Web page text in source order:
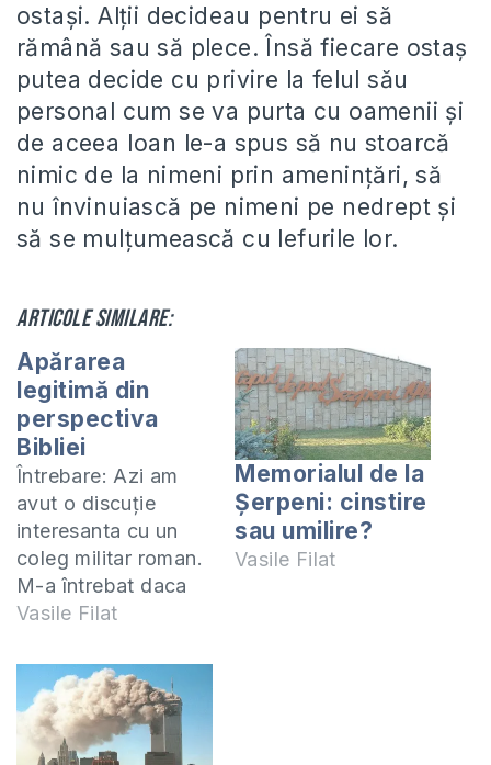
ostași. Alții decideau pentru ei să
rămână sau să plece. Însă fiecare ostaș
putea decide cu privire la felul său
personal cum se va purta cu oamenii și
de aceea Ioan le-a spus să nu stoarcă
nimic de la nimeni prin amenințări, să
nu învinuiască pe nimeni pe nedrept și
să se mulțumească cu lefurile lor.
Articole similare:
Apărarea
legitimă din
perspectiva
Bibliei
Întrebare: Azi am
avut o discuție
interesanta cu un
coleg militar roman.
M-a întrebat daca
prezenta sa în
a misiunii NATO îl
îndreptăţeşte sa se
apere in caz ca este
atacat de afgani,
Vasile Filat
Memorialul de la
Şerpeni: cinstire
sau umilire?
Vasile Filat